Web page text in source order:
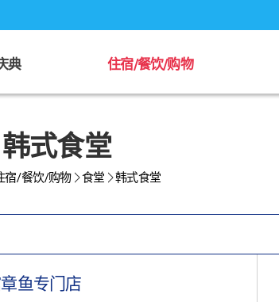
典 住宿/餐饮/购物
韩式食堂
宿/餐饮/购物>食堂 >韩式食堂
鱼专门店